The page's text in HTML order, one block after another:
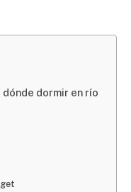
dormir en río